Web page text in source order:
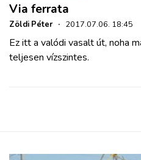
HAJÓZÁS
BLOG
Via ferrata
Zöldi Péter · 2017.07.06. 18:45
Ez itt a valódi vasalt út, noha
teljesen vízszintes.